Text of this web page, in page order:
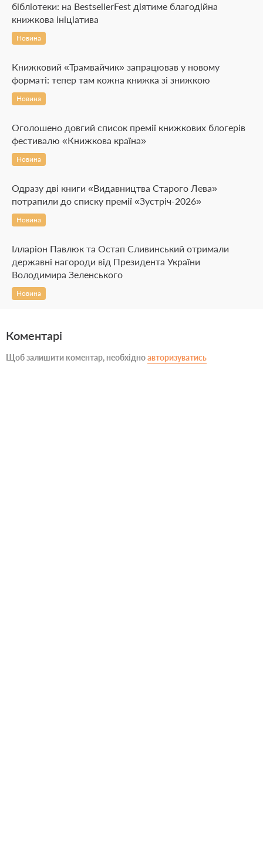
бібліотеки: на BestsellerFest діятиме благодійна
книжкова ініціатива
Новина
Книжковий «Трамвайчик» запрацював у новому
форматі: тепер там кожна книжка зі знижкою
Новина
Оголошено довгий список премії книжкових блогерів
фестивалю «Книжкова країна»
Новина
Одразу дві книги «Видавництва Старого Лева»
потрапили до списку премії «Зустріч-2026»
Новина
Ілларіон Павлюк та Остап Сливинський отримали
державні нагороди від Президента України
Володимира Зеленського
Новина
Коментарі
Щоб залишити коментар, необхідноавторизуватись